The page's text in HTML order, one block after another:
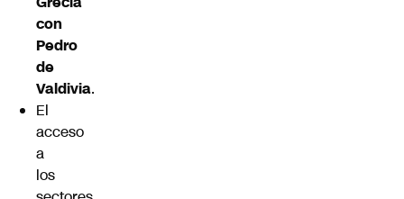
con
Pedro
de
Valdivia.
El
acceso
a
los